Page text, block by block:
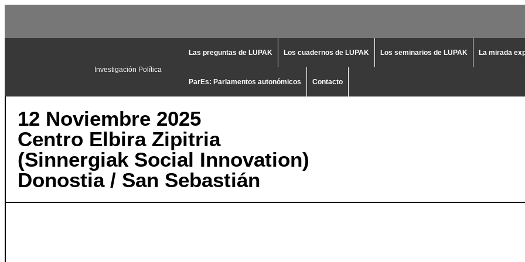
Investigación Política
Las preguntas de LUPAK Los cuadernos de LUPAK Los seminarios de LUPAK La mirada
ParEs: Parlamentos autonómicos Contacto
12 Noviembre 2025
Centro Elbira Zipitria
(Sinnergiak Social Innovation)
Donostia / San Sebastián